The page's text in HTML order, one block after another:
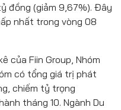
đồng (giảm 9,67%). Đây
nhất trong vòng 08
của Fiin Group, Nhóm
có tổng giá trị phát
chiếm tỷ trọng
tháng 10. Ngành Du